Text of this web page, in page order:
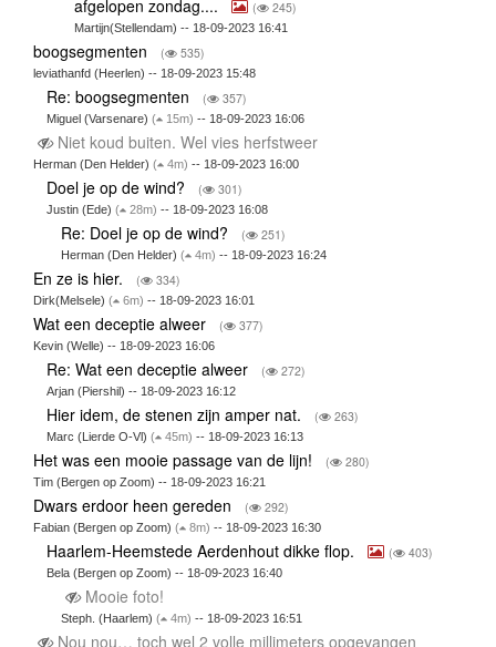
afgelopen zondag.... ( 245)
Martijn(Stellendam) -- 18-09-2023 16:41
boogsegmenten ( 535)
leviathanfd (Heerlen) -- 18-09-2023 15:48
Re: boogsegmenten ( 357)
Miguel (Varsenare)( 15m) -- 18-09-2023 16:06
Niet koud buiten. Wel vies herfstweer
Herman (Den Helder) ( 4m) -- 18-09-2023 16:00
Doel je op de wind? ( 301)
Justin (Ede)( 28m) -- 18-09-2023 16:08
Re: Doel je op de wind? ( 251)
Herman (Den Helder) ( 4m) -- 18-09-2023 16:24
En ze is hier. ( 334)
Dirk(Melsele) ( 6m) -- 18-09-2023 16:01
Wat een deceptie alweer ( 377)
Kevin (Welle) -- 18-09-2023 16:06
Re: Wat een deceptie alweer ( 272)
Arjan (Piershil) -- 18-09-2023 16:12
Hier idem, de stenen zijn amper nat. ( 263)
Marc (Lierde O-Vl)( 45m) -- 18-09-2023 16:13
Het was een mooie passage van de lijn! ( 280)
Tim (Bergen op Zoom) -- 18-09-2023 16:21
Dwars erdoor heen gereden ( 292)
Fabian (Bergen op Zoom) ( 8m) -- 18-09-2023 16:30
Haarlem-Heemstede Aerdenhout dikke flop. ( 403)
Bela (Bergen op Zoom) -- 18-09-2023 16:40
Mooie foto!
Steph. (Haarlem) ( 4m) -- 18-09-2023 16:51
Nou nou… toch wel 2 volle millimeters opgevangen